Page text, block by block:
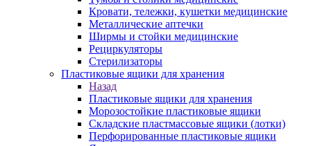
Кровати, тележки, кушетки медицинские
Металлические аптечки
Ширмы и стойки медицинские
Рециркуляторы
Стерилизаторы
Пластиковые ящики для хранения
Назад
Пластиковые ящики для хранения
Морозостойкие пластиковые ящики
Складские пластмассовые ящики (лотки)
Перфорированные пластиковые ящики